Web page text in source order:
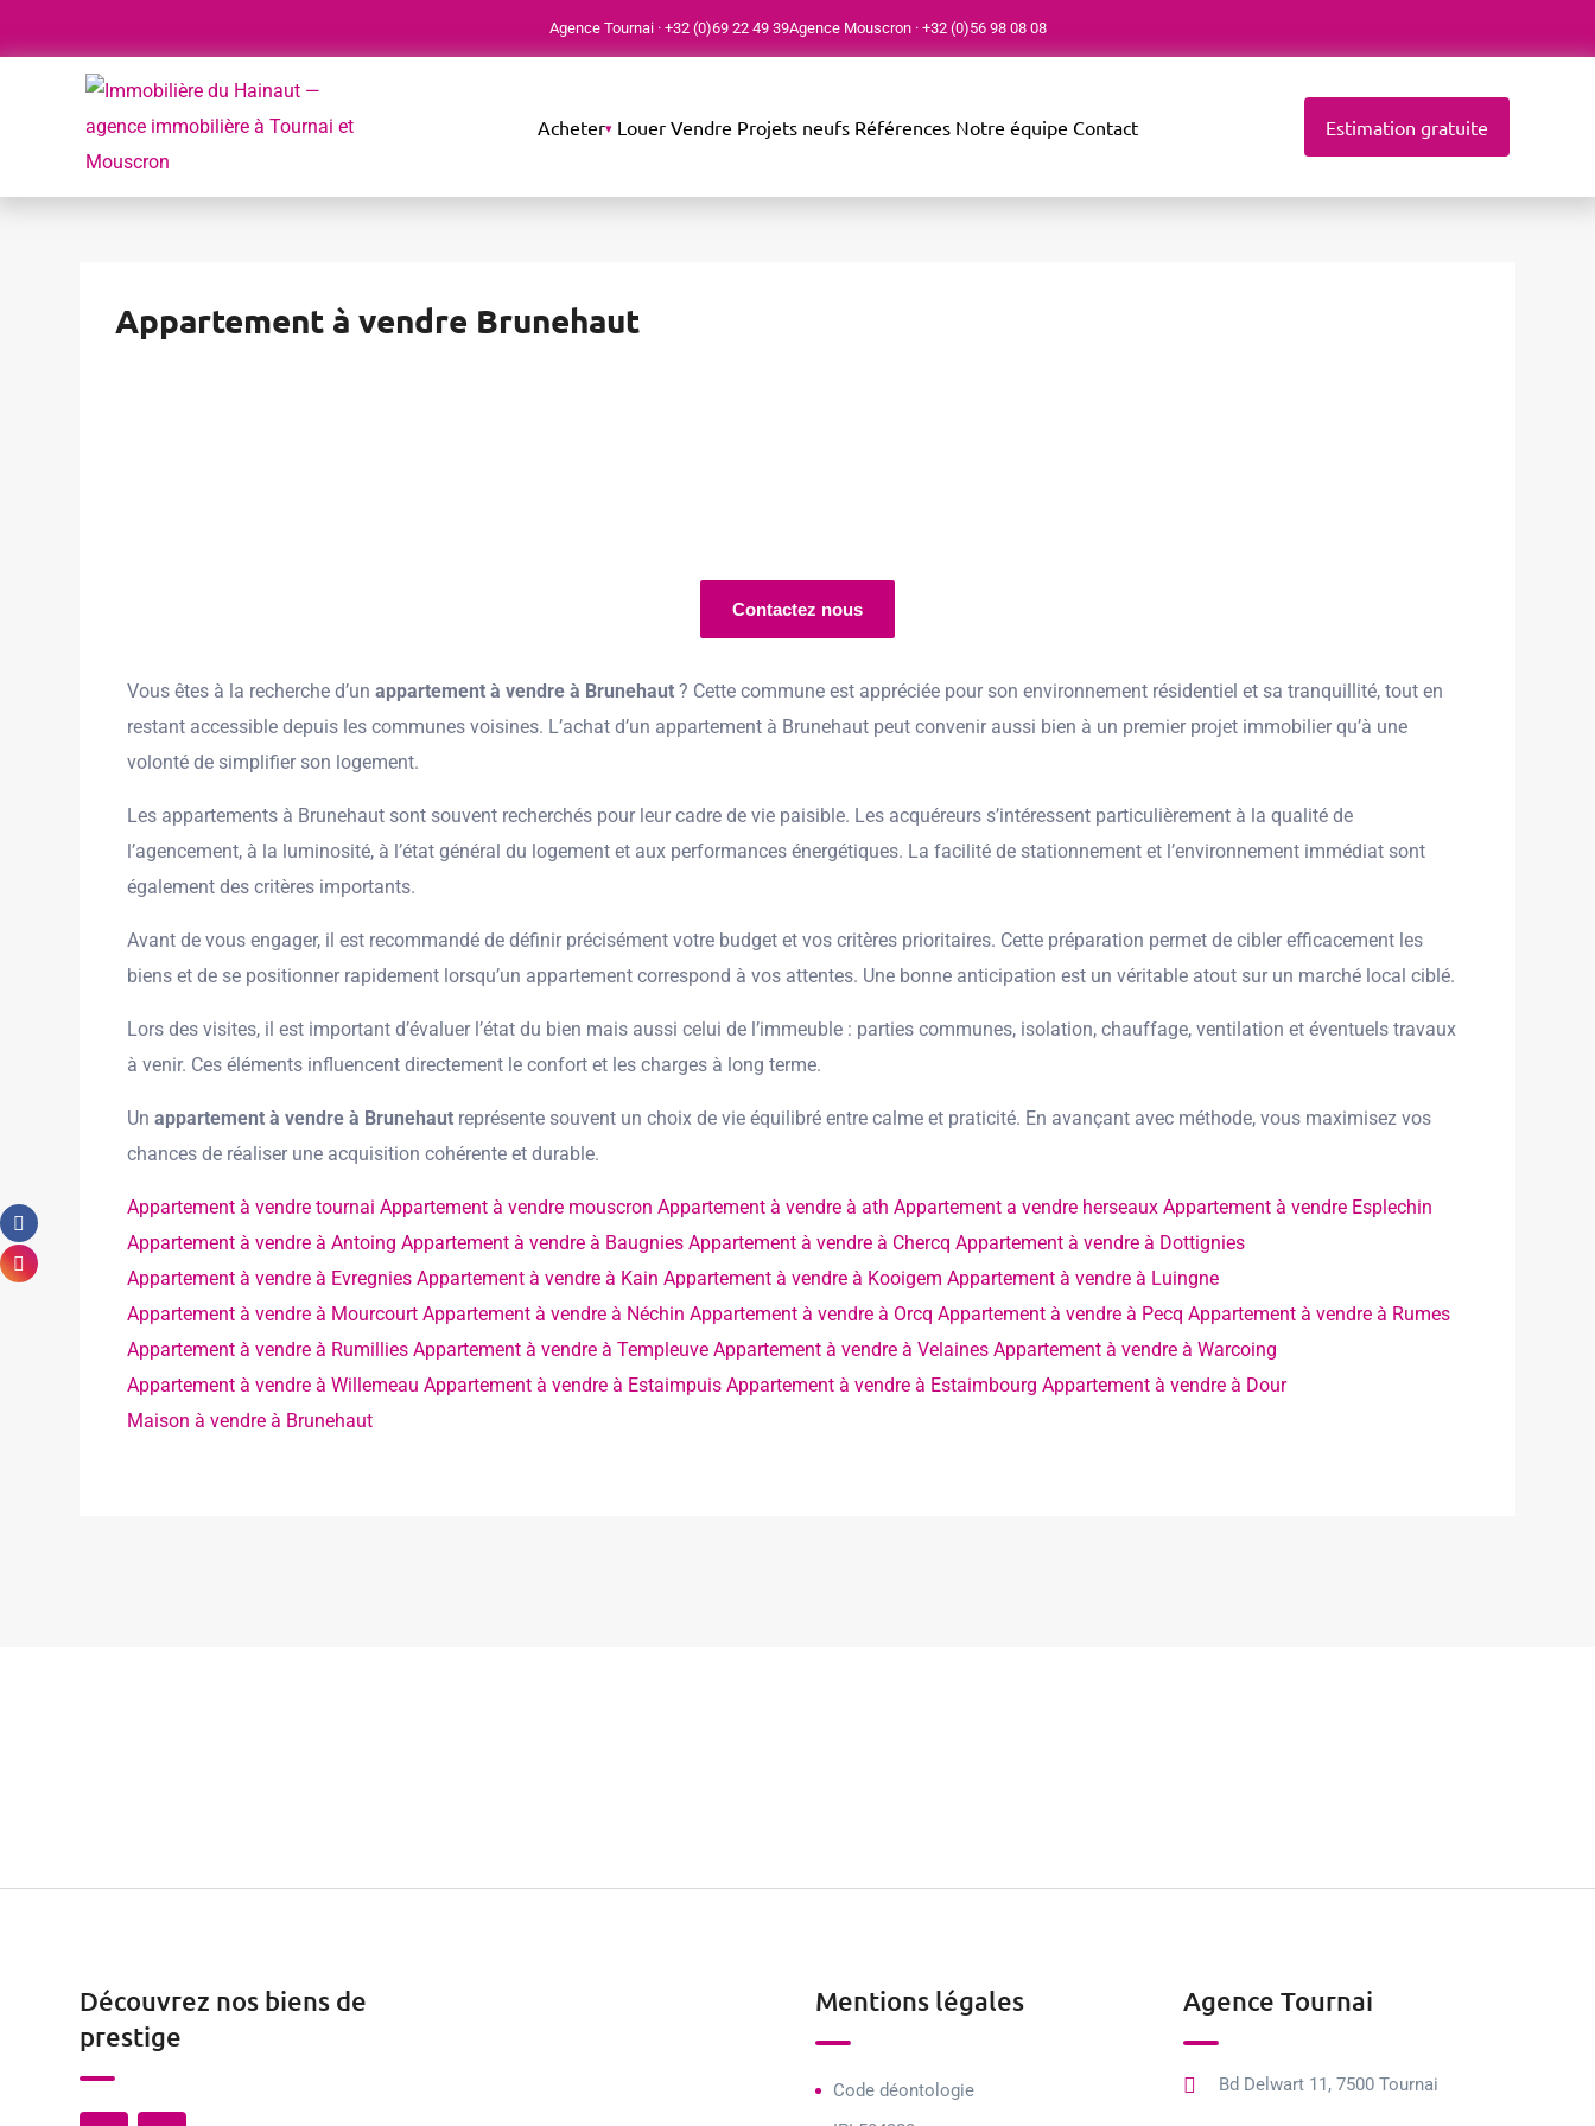
Agence Tournai· +32 (0)69 22 49 39Agence Mouscron· +32 (0)56 98 08 08
Acheter Louer Vendre Projets neufs Références Notre équipe Contact Estimation gratuite
Appartement à vendre Brunehaut
Contactez nous
Vous êtes à la recherche d’un appartement à vendre à Brunehaut ? Cette commune est appréciée pour son environnement résidentiel et sa tranquillité, tout en
restant accessible depuis les communes voisines. L’achat d’un appartement à Brunehaut peut convenir aussi bien à un premier projet immobilier qu’à une
volonté de simplifier son logement.
Les appartements à Brunehaut sont souvent recherchés pour leur cadre de vie paisible. Les acquéreurs s’intéressent particulièrement à la qualité de
l’agencement, à la luminosité, à l’état général du logement et aux performances énergétiques. La facilité de stationnement et l’environnement immédiat sont
également des critères importants.
Avant de vous engager, il est recommandé de définir précisément votre budget et vos critères prioritaires. Cette préparation permet de cibler efficacement les
biens et de se positionner rapidement lorsqu’un appartement correspond à vos attentes. Une bonne anticipation est un véritable atout sur un marché local ciblé.
Lors des visites, il est important d’évaluer l’état du bien mais aussi celui de l’immeuble : parties communes, isolation, chauffage, ventilation et éventuels travaux
à venir. Ces éléments influencent directement le confort et les charges à long terme.
Un appartement à vendre à Brunehaut représente souvent un choix de vie équilibré entre calme et praticité. En avançant avec méthode, vous maximisez vos
chances de réaliser une acquisition cohérente et durable.
Appartement à vendre tournai Appartement à vendre mouscron Appartement à vendre à ath Appartement a vendre herseaux Appartement à vendre Esplechin
Appartement à vendre à Antoing Appartement à vendre à Baugnies Appartement à vendre à Chercq Appartement à vendre à Dottignies
Appartement à vendre à Evregnies Appartement à vendre à Kain Appartement à vendre à Kooigem Appartement à vendre à Luingne
Appartement à vendre à Mourcourt Appartement à vendre à Néchin Appartement à vendre à Orcq Appartement à vendre à Pecq Appartement à vendre à Rumes
Appartement à vendre à Rumillies Appartement à vendre à Templeuve Appartement à vendre à Velaines Appartement à vendre à Warcoing
Appartement à vendre à Willemeau Appartement à vendre à Estaimpuis Appartement à vendre à Estaimbourg Appartement à vendre à Dour
Maison à vendre à Brunehaut
Découvrez nos biens de
prestige
Mentions légales
Code déontologie
Agence Tournai
Bd Delwart 11, 7500 Tournai